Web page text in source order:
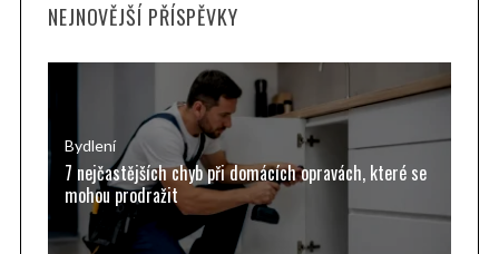
c
:
NEJNOVĚJŠÍ PŘÍSPĚVKY
Bydlení
7 nejčastějších chyb při domácích opravách, které se
mohou prodražit